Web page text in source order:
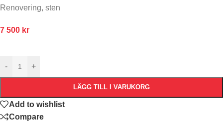
Renovering, sten
7 500 kr
- +
LÄGG TILL I VARUKORG
Add to wishlist
Compare